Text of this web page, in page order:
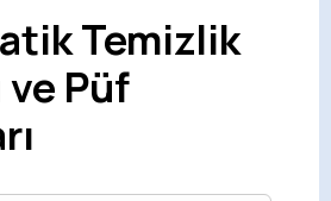
Temizlik
ve Püf